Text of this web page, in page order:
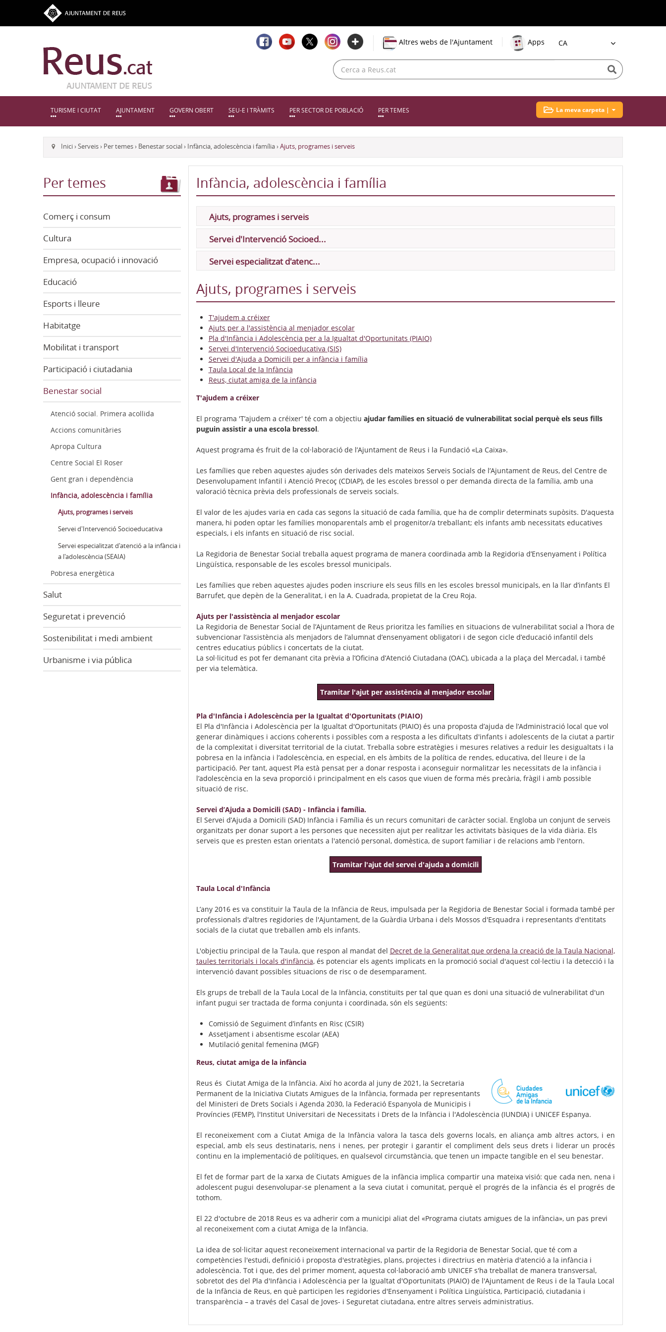
Altres webs de l'Ajuntament Apps
Idioma
TURISME I CIUTAT AJUNTAMENT GOVERN OBERT SEU-E I TRÀMITS PER SECTOR DE POBLACIÓ PER TEMES La meva carpeta |
Inici›Serveis› Per temes› Benestar social› Infància, adolescència i família›Ajuts, programes i serveis
Per temes
Comerç i consum
Cultura
Empresa, ocupació i innovació
Educació
Esports i lleure
Habitatge
Mobilitat i transport
Participació i ciutadania
Benestar social
Atenció social. Primera acollida
Accions comunitàries
Apropa Cultura
Centre Social El Roser
Gent gran i dependència
Infància, adolescència i família
Ajuts, programes i serveis
Servei d'Intervenció Socioeducativa
Servei especialitzat d'atenció a la infància i
a l'adolescència (SEAIA)
Pobresa energètica
Salut
Seguretat i prevenció
Sostenibilitat i medi ambient
Urbanisme i via pública
Infància, adolescència i família
Ajuts, programes i serveis
Servei d'Intervenció Socioed...
Servei especialitzat d'atenc...
Ajuts, programes i serveis
T'ajudem a créixer
Ajuts per a l'assistència al menjador escolar
Pla d'Infància i Adolescència per a la Igualtat d'Oportunitats (PIAIO)
Servei d'Intervenció Socioeducativa (SIS)
Servei d'Ajuda a Domicili per a infància i família
Taula Local de la Infància
Reus, ciutat amiga de la infància
T'ajudem a créixer
El programa 'T’ajudem a créixer' té com a objectiu ajudar famílies en situació de vulnerabilitat social perquè els seus fills
puguin assistir a una escola bressol.
Aquest programa és fruit de la col·laboració de l’Ajuntament de Reus i la Fundació «La Caixa».
Les famílies que reben aquestes ajudes són derivades dels mateixos Serveis Socials de l’Ajuntament de Reus, del Centre de
Desenvolupament Infantil i Atenció Precoç (CDIAP), de les escoles bressol o per demanda directa de la família, amb una
valoració tècnica prèvia dels professionals de serveis socials.
El valor de les ajudes varia en cada cas segons la situació de cada família, que ha de complir determinats supòsits. D'aquesta
manera, hi poden optar les famílies monoparentals amb el progenitor/a treballant; els infants amb necessitats educatives
especials, i els infants en situació de risc social.
La Regidoria de Benestar Social treballa aquest programa de manera coordinada amb la Regidoria d’Ensenyament i Política
Lingüística, responsable de les escoles bressol municipals.
Les famílies que reben aquestes ajudes poden inscriure els seus fills en les escoles bressol municipals, en la llar d’infants El
Barrufet, que depèn de la Generalitat, i en la A. Cuadrada, propietat de la Creu Roja.
Ajuts per l'assistència al menjador escolar
La Regidoria de Benestar Social de l’Ajuntament de Reus prioritza les famílies en situacions de vulnerabilitat social a l’hora de
subvencionar l’assistència als menjadors de l’alumnat d’ensenyament obligatori i de segon cicle d’educació infantil dels
centres educatius públics i concertats de la ciutat.
La sol·licitud es pot fer demanant cita prèvia a l’Oficina d’Atenció Ciutadana (OAC), ubicada a la plaça del Mercadal, i també
per via telemàtica.
Tramitar l'ajut per assistència al menjador escolar
Pla d'Infància i Adolescència per la Igualtat d'Oportunitats (PIAIO)
El Pla d'Infància i Adolescència per la Igualtat d'Oportunitats (PIAIO) és una proposta d’ajuda de l’Administració local que vol
generar dinàmiques i accions coherents i possibles com a resposta a les dificultats d'infants i adolescents de la ciutat a partir
de la complexitat i diversitat territorial de la ciutat. Treballa sobre estratègies i mesures relatives a reduir les desigualtats i la
pobresa en la infància i l’adolescència, en especial, en els àmbits de la política de rendes, educativa, del lleure i de la
participació. Per tant, aquest Pla està pensat per a donar resposta i aconseguir normalitzar les necessitats de la infància i
l’adolescència en la seva proporció i principalment en els casos que viuen de forma més precària, fràgil i amb possible
situació de risc.
Servei d’Ajuda a Domicili (SAD) - Infància i família.
El Servei d’Ajuda a Domicili (SAD) Infància i Família és un recurs comunitari de caràcter social. Engloba un conjunt de serveis
organitzats per donar suport a les persones que necessiten ajut per realitzar les activitats bàsiques de la vida diària. Els
serveis que es presten estan orientats a l'atenció personal, domèstica, de suport familiar i de relacions amb l'entorn.
Tramitar l'ajut del servei d'ajuda a domicili
Taula Local d'Infància
L’any 2016 es va constituir la Taula de la Infància de Reus, impulsada per la Regidoria de Benestar Social i formada també per
professionals d'altres regidories de l'Ajuntament, de la Guàrdia Urbana i dels Mossos d'Esquadra i representants d'entitats
socials de la ciutat que treballen amb els infants.
L'objectiu principal de la Taula, que respon al mandat del Decret de la Generalitat que ordena la creació de la Taula Nacional,
taules territorials i locals d'infància, és potenciar els agents implicats en la promoció social d'aquest col·lectiu i la detecció i la
intervenció davant possibles situacions de risc o de desemparament.
Els grups de treball de la Taula Local de la Infància, constituïts per tal que quan es doni una situació de vulnerabilitat d'un
infant pugui ser tractada de forma conjunta i coordinada, són els següents:
Comissió de Seguiment d’infants en Risc (CSIR)
Assetjament i absentisme escolar (AEA)
Mutilació genital femenina (MGF)
Reus, ciutat amiga de la infància
Reus és Ciutat Amiga de la Infància. Així ho acorda al juny de 2021, la Secretaria
Permanent de la Iniciativa Ciutats Amigues de la Infància, formada per representants
del Ministeri de Drets Socials i Agenda 2030, la Federació Espanyola de Municipis i
Províncies (FEMP), l'Institut Universitari de Necessitats i Drets de la Infància i l'Adolescència (IUNDIA) i UNICEF Espanya.
El reconeixement com a Ciutat Amiga de la Infància valora la tasca dels governs locals, en aliança amb altres actors, i en
especial, amb els seus destinataris, nens i nenes, per protegir i garantir el compliment dels seus drets i liderar un procés
continu en la implementació de polítiques, en qualsevol circumstància, que tenen un impacte tangible en el seu benestar.
El fet de formar part de la xarxa de Ciutats Amigues de la infància implica compartir una mateixa visió: que cada nen, nena i
adolescent pugui desenvolupar-se plenament a la seva ciutat i comunitat, perquè el progrés de la infància és el progrés de
tothom.
El 22 d'octubre de 2018 Reus es va adherir com a municipi aliat del «Programa ciutats amigues de la infància», un pas previ
al reconeixement com a ciutat Amiga de la Infància.
La idea de sol·licitar aquest reconeixement internacional va partir de la Regidoria de Benestar Social, que té com a
competències l'estudi, definició i proposta d'estratègies, plans, projectes i directrius en matèria d'atenció a la infància i
adolescència. Tot i que, des del primer moment, aquesta col·laboració amb UNICEF s'ha treballat de manera transversal,
sobretot des del Pla d'Infància i Adolescència per la Igualtat d'Oportunitats (PIAIO) de l'Ajuntament de Reus i de la Taula Local
de la Infància de Reus, en què participen les regidories d'Ensenyament i Política Lingüística, Participació, ciutadania i
transparència – a través del Casal de Joves- i Seguretat ciutadana, entre altres serveis administratius.